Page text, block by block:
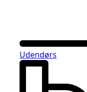
Udendørs